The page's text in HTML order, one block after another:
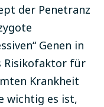
der Penetranz
Genen in
Risikofaktor für
Krankheit
wichtig es ist,